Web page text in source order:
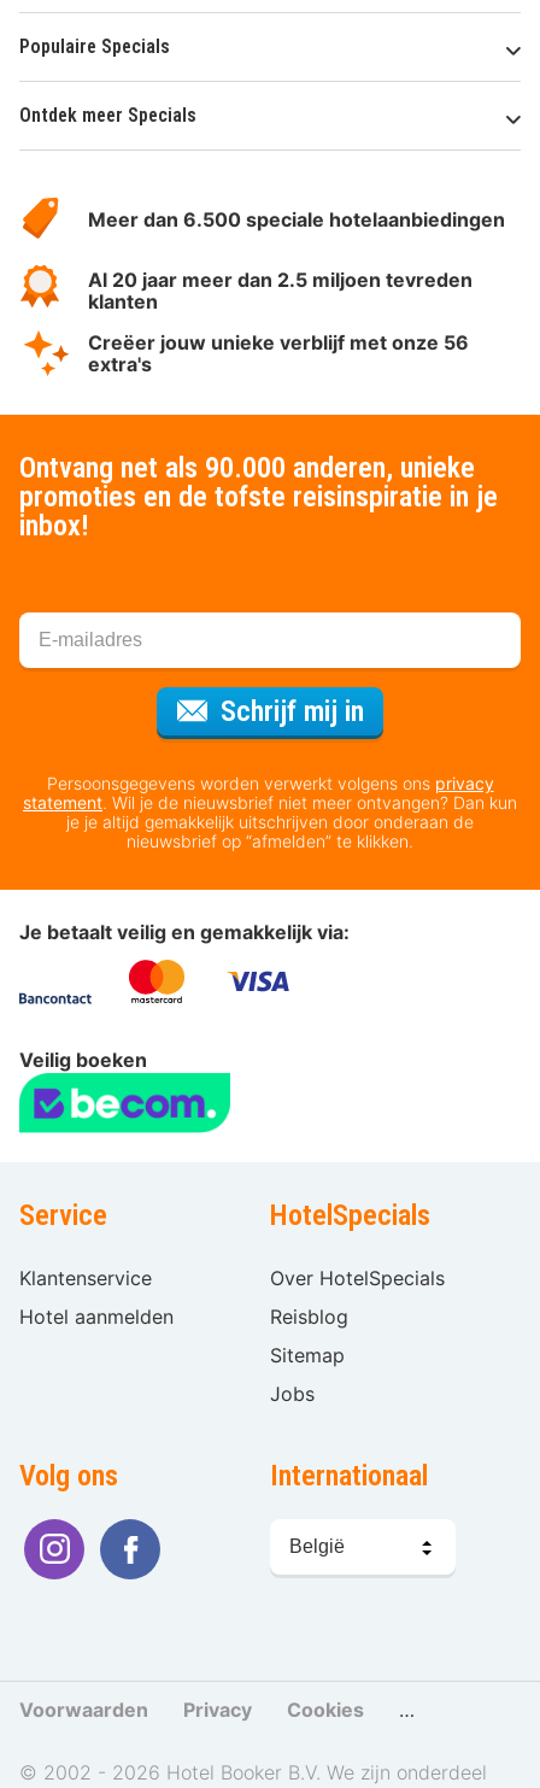
Populaire Specials
Ontdek meer Specials
HotelSpecials
Meer dan 6.500 speciale hotelaanbiedingen
Al 20 jaar meer dan 2.5 miljoen tevreden
klanten
Creëer jouw unieke verblijf met onze 56
extra's
Ontvang net als 90.000 anderen, unieke
promoties en de tofste reisinspiratie in je
inbox!
Schrijf mij in
Persoonsgegevens worden verwerkt volgens ons privacy
statement. Wil je de nieuwsbrief niet meer ontvangen? Dan kun
je je altijd gemakkelijk uitschrijven door onderaan de
nieuwsbrief op “afmelden” te klikken.
Je betaalt veilig en gemakkelijk via:
Veilig boeken
Service
Klantenservice
Hotel aanmelden
HotelSpecials
Over HotelSpecials
Reisblog
Sitemap
Jobs
Volg ons Internationaal
kiezen
Voorwaarden Privacy Cookies Cookies
© 2002 - 2026 Hotel Booker B.V. We zijn onderdeel